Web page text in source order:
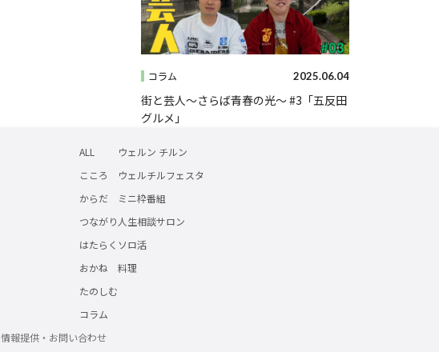
コラム 2025.06.04
街と芸人～さらば青春の光～ #3「五反田
グルメ」
ALL
こころ
からだ
つながり
はたらく
おかね
たのしむ
コラム
ウェルン チルン
ウェルチルフェスタ
ミニ枠番組
人生相談サロン
ソロ活
料理
情報提供・お問い合わせ